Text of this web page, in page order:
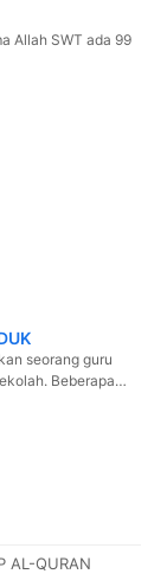
Allah SWT ada 99
seorang guru
Beberapa…
AL-QURAN